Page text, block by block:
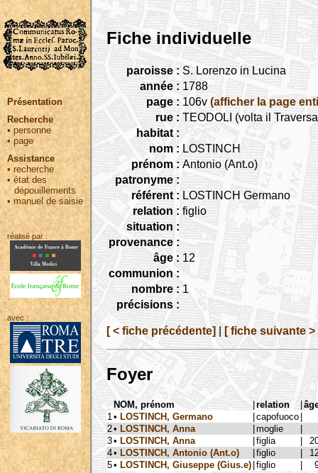
Présentation
Recherche
• personne
•page
Assistance
• recherche
•état des
dépouillements
•manuel de saisie
réalisé par :
avec :
Fiche individuelle
paroisse : S. Lorenzo in Lucina
année : 1788
page : 106v (afficher la page
rue : TEODOLI (volta il
habitat :
nom : LOSTINCH
prénom : Antonio (Ant.o)
patronyme :
référent : LOSTINCH Germano
relation : figlio
situation :
provenance :
âge : 12
communion :
nombre : 1
précisions :
[ < fiche précédente] [ fiche suivante >
Foyer
NOM, prénom |relation |
1 • LOSTINCH, Germano |capofuoco |
2• LOSTINCH, Anna |moglie
|
3• LOSTINCH, Anna |figlia |
4• LOSTINCH, Antonio (Ant.o) |figlio |
5• LOSTINCH, Giuseppe (Gius.e) |figlio |